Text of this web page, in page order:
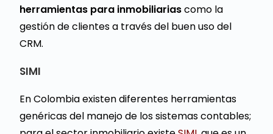
herramientas para inmobiliariascomo la
gestión de clientes a través del buen uso del
CRM.
SIMI
En Colombia existen diferentes herramientas
genéricas del manejo de los sistemas contables;